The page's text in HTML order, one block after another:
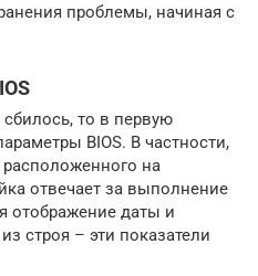
проблемы, начиная с
то в первую
BIOS. В частности,
расположенного на
отвечает за выполнение
отображение даты и
строя – эти показатели